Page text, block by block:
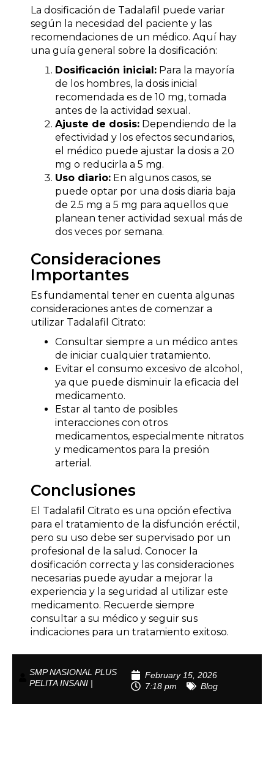
La dosificación de Tadalafil puede variar
según la necesidad del paciente y las
recomendaciones de un médico. Aquí hay
una guía general sobre la dosificación:
Dosificación inicial: Para la mayoría
de los hombres, la dosis inicial
recomendada es de 10 mg, tomada
antes de la actividad sexual.
Ajuste de dosis: Dependiendo de la
efectividad y los efectos secundarios,
el médico puede ajustar la dosis a 20
mg o reducirla a 5 mg.
Uso diario: En algunos casos, se
puede optar por una dosis diaria baja
de 2.5 mg a 5 mg para aquellos que
planean tener actividad sexual más de
dos veces por semana.
Consideraciones
Importantes
Es fundamental tener en cuenta algunas
consideraciones antes de comenzar a
utilizar Tadalafil Citrato:
Consultar siempre a un médico antes
de iniciar cualquier tratamiento.
Evitar el consumo excesivo de alcohol,
ya que puede disminuir la eficacia del
medicamento.
Estar al tanto de posibles
interacciones con otros
medicamentos, especialmente nitratos
y medicamentos para la presión
arterial.
Conclusiones
El Tadalafil Citrato es una opción efectiva
para el tratamiento de la disfunción eréctil,
pero su uso debe ser supervisado por un
profesional de la salud. Conocer la
dosificación correcta y las consideraciones
necesarias puede ayudar a mejorar la
experiencia y la seguridad al utilizar este
medicamento. Recuerde siempre
consultar a su médico y seguir sus
indicaciones para un tratamiento exitoso.
SMP NASIONAL PLUS
PELITA INSANI |
February 15, 2026
7:18 pm
Blog